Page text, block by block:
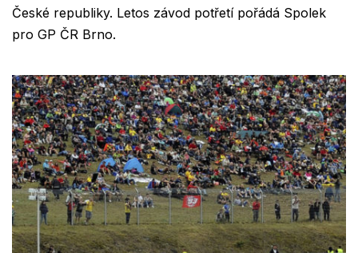
České republiky. Letos závod potřetí pořádá Spolek
pro GP ČR Brno.